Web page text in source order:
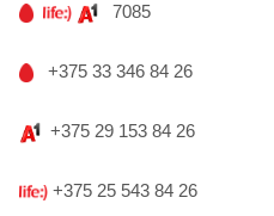
7085
+375 33 346 84 26
+375 29 153 84 26
+375 25 543 84 26